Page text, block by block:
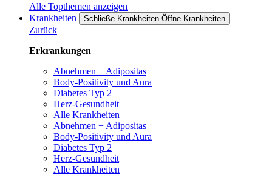
Alle Topthemen anzeigen
Krankheiten
Schließe Krankheiten Öffne Krankheiten
Zurück
Erkrankungen
Abnehmen + Adipositas
Body-Positivity und Aura
Diabetes Typ 2
Herz-Gesundheit
Alle Krankheiten
Abnehmen + Adipositas
Body-Positivity und Aura
Diabetes Typ 2
Herz-Gesundheit
Alle Krankheiten